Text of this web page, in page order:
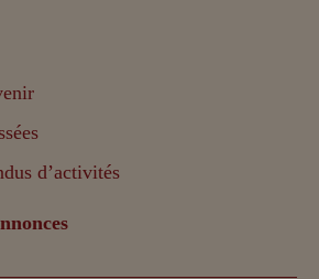
d’activités